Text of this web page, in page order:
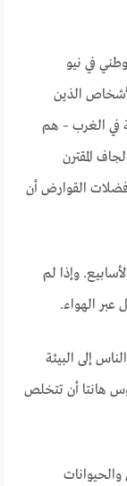
في نيو
الذين
في الغرب – هم
المقترن
القوارض أن
وإذا لم
عبر الهواء.
إلى البيئة
هانتا أن تتخلص